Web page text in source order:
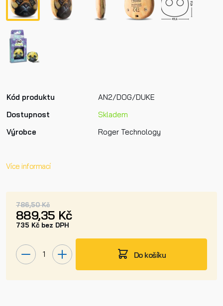
Kód produktu
AN2/DOG/DUKE
Dostupnost
Skladem
Výrobce
Roger Technology
Více informací
786,50 Kč
889,35 Kč
735 Kč bez DPH
Do košíku